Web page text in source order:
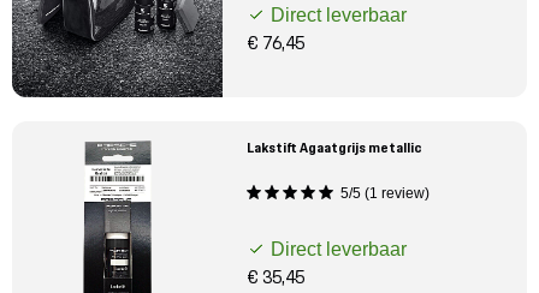
Direct leverbaar
€ 76,45
Lakstift Agaatgrijs metallic
5/5 (1 review)
Direct leverbaar
€ 35,45